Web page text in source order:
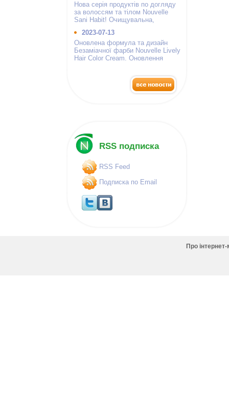
Нова серія продуктів по догляду
за волоссям та тілом Nouvelle
Sani Habit! Очищувальна,
2023-07-13
Оновлена формула та дизайн
Безаміачної фарби Nouvelle Lively
Hair Color Cream. Оновлення
RSS подписка
RSS Feed
Подписка по Email
Про